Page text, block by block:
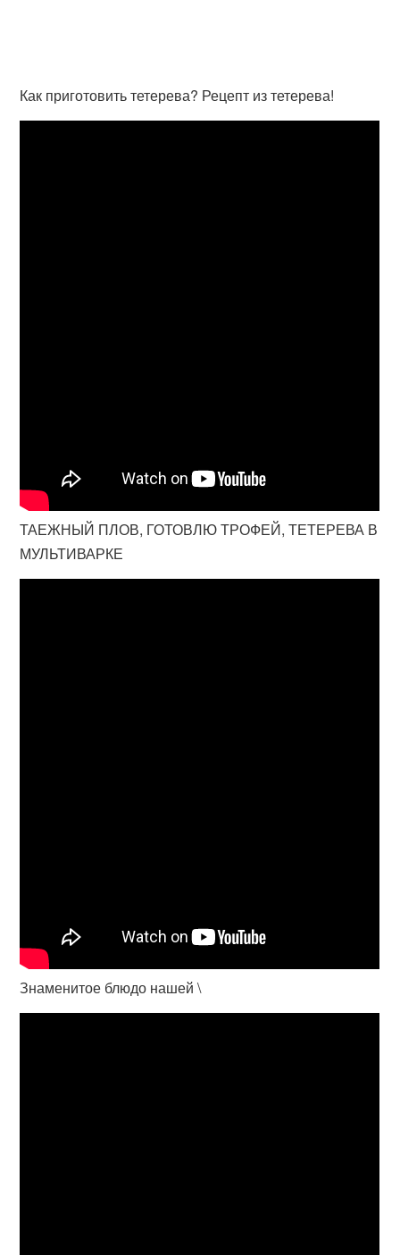
Как приготовить тетерева? Рецепт из тетерева!
ТАЕЖНЫЙ ПЛОВ, ГОТОВЛЮ ТРОФЕЙ, ТЕТЕРЕВА В
МУЛЬТИВАРКЕ
Знаменитое блюдо нашей \